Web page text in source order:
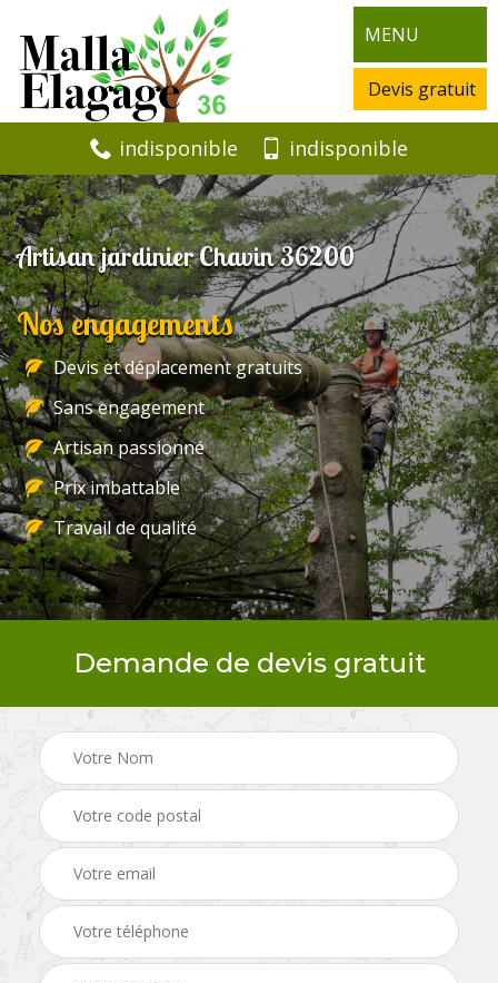
MENU
Devis gratuit
indisponible indisponible
Artisan jardinier Chavin 36200
Nos engagements
Devis et déplacement gratuits
Sans engagement
Artisan passionné
Prix imbattable
Travail de qualité
Demande de devis gratuit